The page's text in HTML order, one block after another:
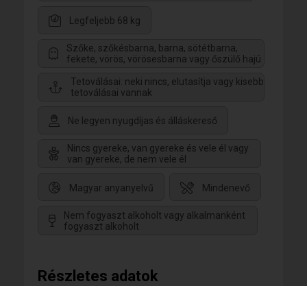
Legfeljebb 68 kg
Szőke, szőkésbarna, barna, sötétbarna,
fekete, vörös, vörösesbarna vagy őszülő hajú
Tetoválásai: neki nincs, elutasítja vagy kisebb
tetoválásai vannak
Ne legyen nyugdíjas és álláskereső
Nincs gyereke, van gyereke és vele él vagy
van gyereke, de nem vele él
Magyar anyanyelvű Mindenevő
Nem fogyaszt alkoholt vagy alkalmanként
fogyaszt alkoholt
Részletes adatok